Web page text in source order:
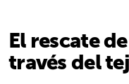
El rescate
través del